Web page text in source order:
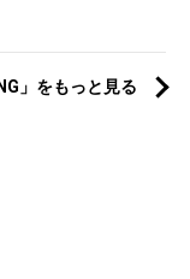
」をもっと見る